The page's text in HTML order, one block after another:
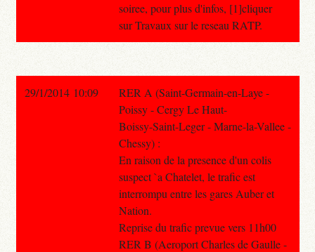
soiree, pour plus d'infos, [1]cliquer
sur Travaux sur le reseau RATP.
29/1/2014 10:09
RER A (Saint-Germain-en-Laye -
Poissy - Cergy Le Haut-
Boissy-Saint-Leger - Marne-la-Vallee -
Chessy) :
En raison de la presence d'un colis
suspect `a Chatelet, le trafic est
interrompu entre les gares Auber et
Nation.
Reprise du trafic prevue vers 11h00
RER B (Aeroport Charles de Gaulle -